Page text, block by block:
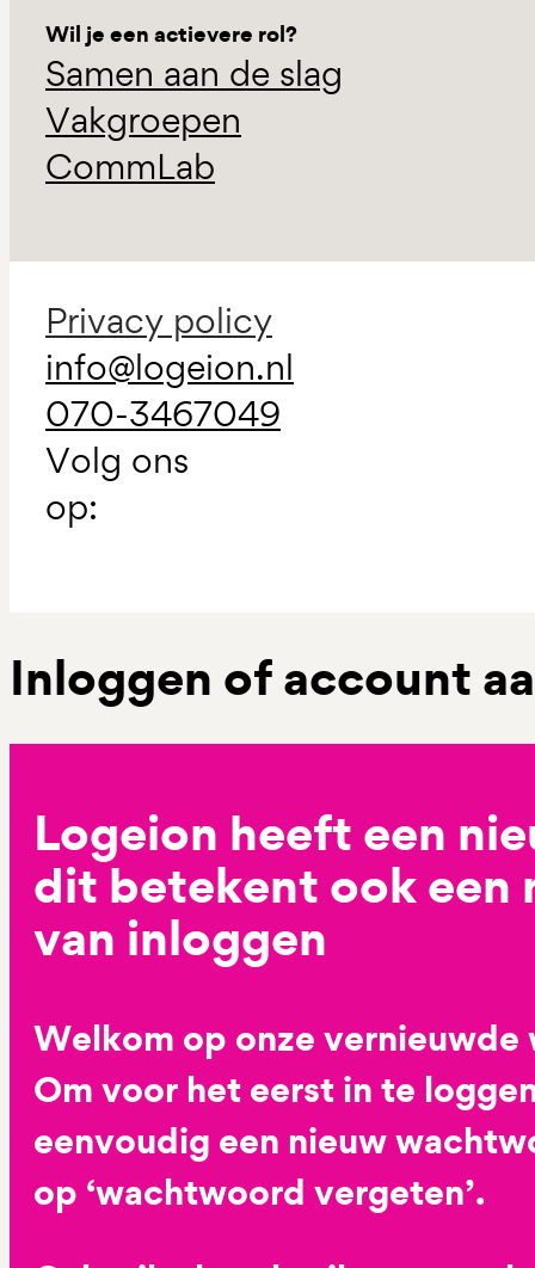
Wil je een actievere rol?
Samen aan de slag
Vakgroepen
CommLab
Privacy policy
info@logeion.nl
070-3467049
Volg ons
op:
Inloggen of account
Logeion heeft een
dit betekent ook een
van inloggen
Welkom op onze vernieuwde
Om voor het eerst in te
eenvoudig een nieuw
op ‘wachtwoord vergeten’.